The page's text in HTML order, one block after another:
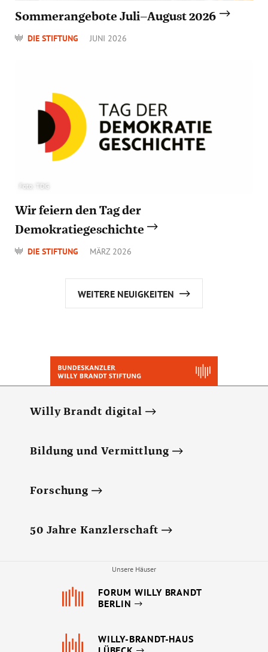
Sommerangebote Juli–August 2026
DIE STIFTUNG JUNI 2026
Foto: TDG
Wir feiern den Tag der
Demokratiegeschichte
DIE STIFTUNG MÄRZ 2026
WEITERE NEUIGKEITEN
Willy Brandt digital
Bildung und Vermittlung
Forschung
50 Jahre Kanzlerschaft
Unsere Häuser
FORUM WILLY BRANDT
BERLIN
WILLY-BRANDT-HAUS